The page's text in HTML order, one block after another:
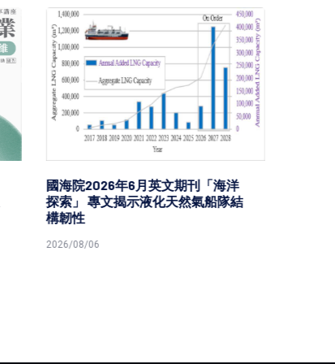
國海院2026年6月英文期刊「海洋
探索」 專文揭示液化天然氣船隊結
構韌性
2026/08/06